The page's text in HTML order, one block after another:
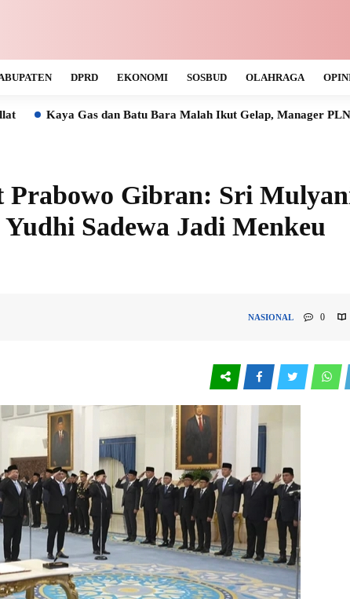
DPRD EKONOMI SOSBUD OLAHRAGA
dan Batu Bara Malah Ikut Gelap, Manager PLN ULP Muara
Prabowo Gibran: Sri
Sadewa Jadi Menkeu
NASIONAL 0